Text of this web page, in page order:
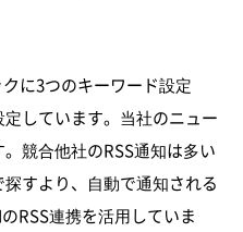
クに3つのキーワード設定
しています。当社のニュー
競合他社のRSS通知は多い
すより、自動で通知される
RSS連携を活用していま